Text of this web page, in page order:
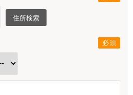
住所検索